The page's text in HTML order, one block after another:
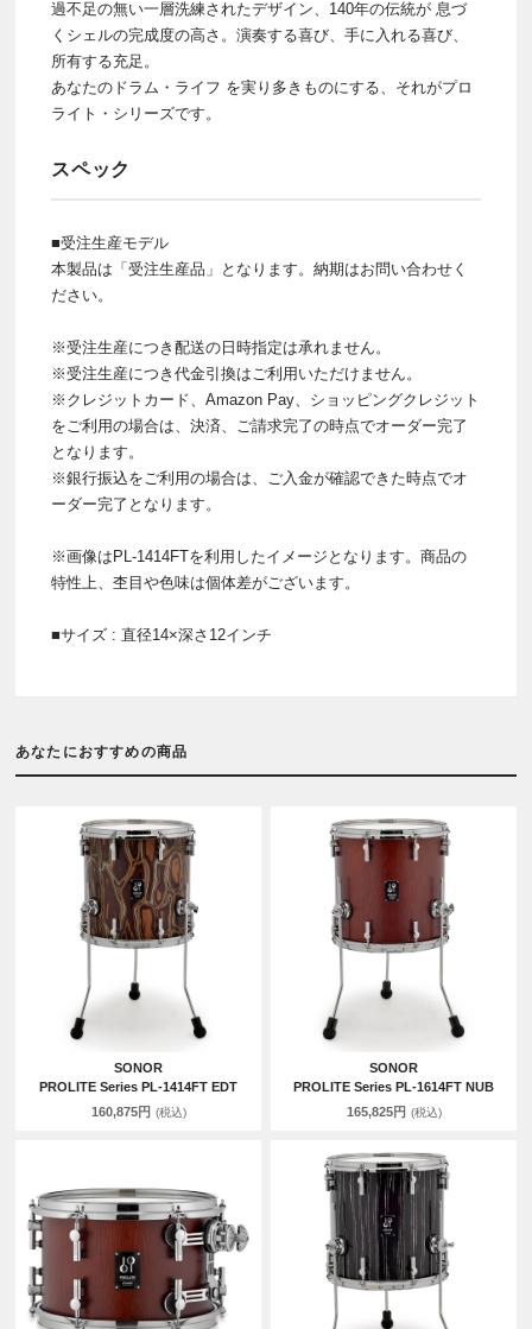
過不足の無い一層洗練されたデザイン、140年の伝統が 息づ
くシェルの完成度の高さ。演奏する喜び、手に入れる喜び、
所有する充足。
あなたのドラム・ライフ を実り多きものにする、それがプロ
ライト・シリーズです。
スペック
■受注生産モデル
本製品は「受注生産品」となります。納期はお問い合わせく
ださい。
※受注生産につき配送の日時指定は承れません。
※受注生産につき代金引換はご利用いただけません。
※クレジットカード、Amazon Pay、ショッピングクレジット
をご利用の場合は、決済、ご請求完了の時点でオーダー完了
となります。
※銀行振込をご利用の場合は、ご入金が確認できた時点でオ
ーダー完了となります。
※画像はPL-1414FTを利用したイメージとなります。商品の
特性上、杢目や色味は個体差がございます。
■サイズ : 直径14×深さ12インチ
あなたにおすすめの商品
SONOR
PROLITE Series PL-1414FT EDT
160,875円 (税込)
SONOR
PROLITE Series PL-1614FT NUB
165,825円 (税込)